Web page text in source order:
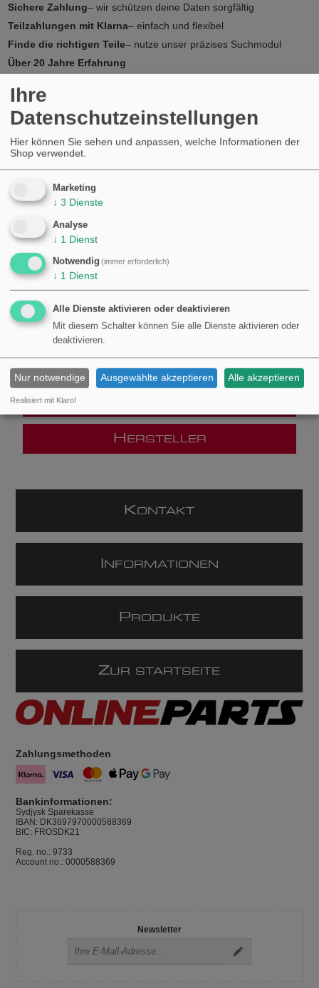
Sichere Zahlung– wir schützen deine Daten sorgfältig
Teilzahlungen mit Klarna– einfach und flexibel
Finde die richtigen Teile– nutze unser präzises Suchmodul
Über 20 Jahre Erfahrung
ÃlkÃ¼hler MQ Alternative: 8647476
H ERSTELLER
KONTAKT
NFORMATIONEN
P RODUKTE
ZUR STARTSEITE
Zahlungsmethoden
Bankinformationen:
Sydjysk Sparekasse
IBAN: DK3697970000588369
BIC: FROSDK21
Reg. no.: 9733
Account no.: 0000588369
Newsletter
Ihre
Datenschutzeinstellungen
Hier können Sie sehen und anpassen, welche Informationen der
Shop verwendet.
Marketing
↓ 3 Dienste
Analyse
↓ 1 Dienst
Notwendig (immer erforderlich)
↓ 1 Dienst
Alle Dienste aktivieren oder deaktivieren
Mit diesem Schalter können Sie alle Dienste aktivieren oder
deaktivieren.
Nur notwendige Ausgewählte akzeptieren Alle akzeptieren
Realisiert mit Klaro!